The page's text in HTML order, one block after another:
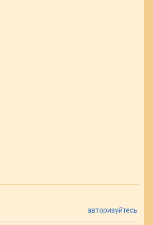
авторизуйтесь